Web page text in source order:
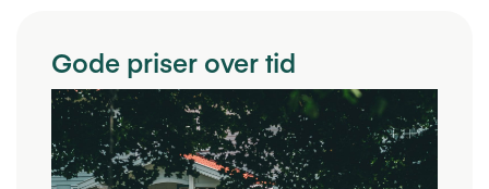
Gode priser over tid